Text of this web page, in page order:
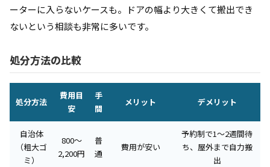
ーターに入らないケースも。ドアの幅より大きくて搬出でき
ないという相談も非常に多いです。
処分方法の比較
処分方法
費用目
安
手
間
メリット デメリット
自治体
（粗大ゴ
ミ）
800〜
2,200円
普
通
費用が安い
予約制で1〜2週間待
ち、屋外まで自力搬
出